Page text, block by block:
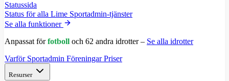
Statussida
Status för alla Lime Sportadmin-tjänster
Se alla funktioner
Anpassat förfotboll och 62 andra idrotter – Se alla idrotter
Varför Sportadmin FöreningarPriser
Resurser